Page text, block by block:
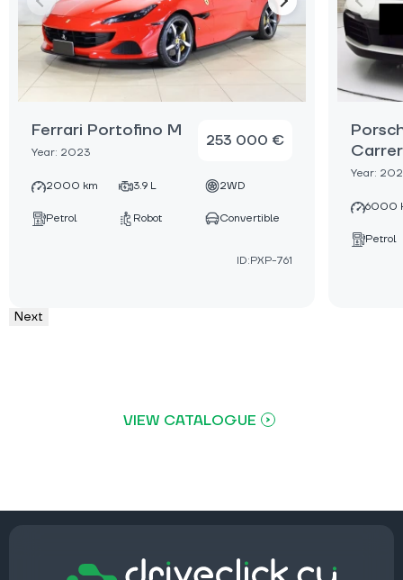
Ferrari Portofino M
Year: 2023
253 000 €
2000 km 3.9 L 2WD
Petrol Robot Convertible
ID:PXP-761
Year:
6000
Petrol
Next
VIEW CATALOGUE